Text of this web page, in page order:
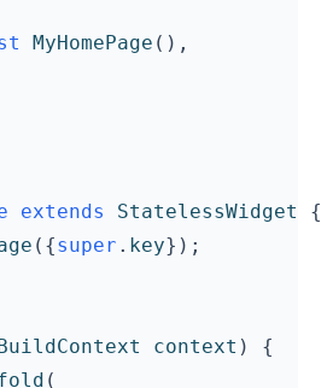
MyHomePage (),
extends StatelessWidget
{
({super . key});
context )
{
(